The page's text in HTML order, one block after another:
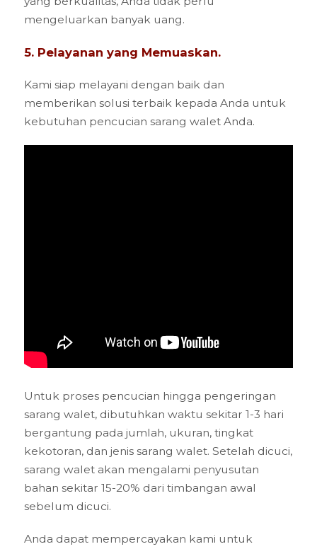
mengeluarkan banyak uang.
5. Pelayanan yang Memuaskan.
Kami siap melayani dengan baik dan
memberikan solusi terbaik kepada Anda untuk
kebutuhan pencucian sarang walet Anda.
Untuk proses pencucian hingga pengeringan
sarang walet, dibutuhkan waktu sekitar 1-3 hari
bergantung pada jumlah, ukuran, tingkat
kekotoran, dan jenis sarang walet. Setelah dicuci,
sarang walet akan mengalami penyusutan
bahan sekitar 15-20% dari timbangan awal
sebelum dicuci.
Anda dapat mempercayakan kami untuk